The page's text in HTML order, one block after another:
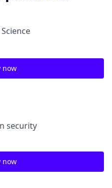
now
security
now